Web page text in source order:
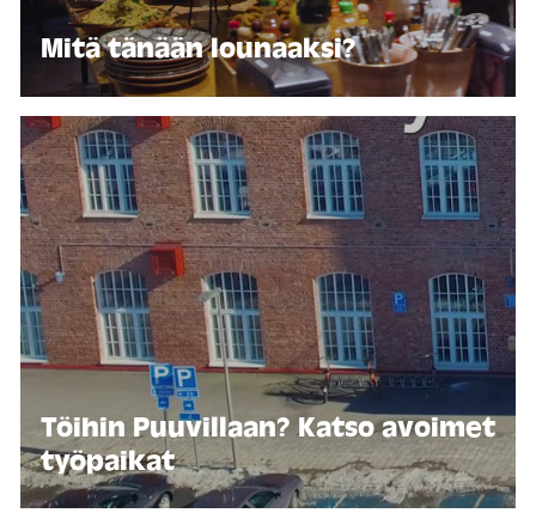
Mitä tänään lounaaksi?
Töihin Puuvillaan? Katso avoimet
työpaikat